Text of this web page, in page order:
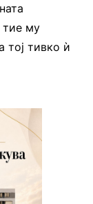
тие му
тој тивко ѝ